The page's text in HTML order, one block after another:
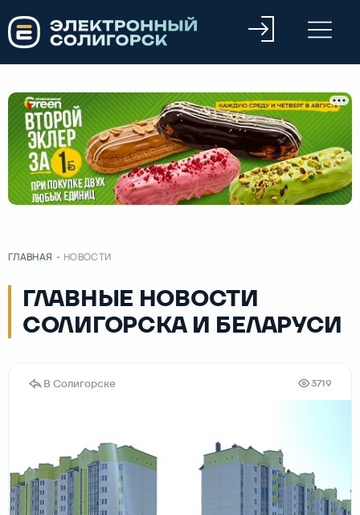
ГЛАВНАЯ - НОВОСТИ
ГЛАВНЫЕ НОВОСТИ
СОЛИГОРСКА И БЕЛАРУСИ
В Солигорске 3719